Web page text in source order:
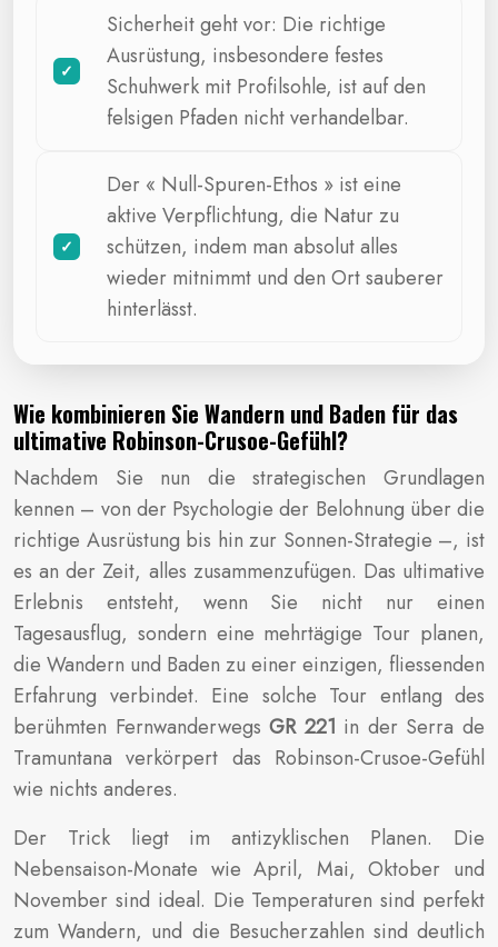
Sicherheit geht vor: Die richtige
Ausrüstung, insbesondere festes
Schuhwerk mit Profilsohle, ist auf den
felsigen Pfaden nicht verhandelbar.
Der « Null-Spuren-Ethos » ist eine
aktive Verpflichtung, die Natur zu
schützen, indem man absolut alles
wieder mitnimmt und den Ort sauberer
hinterlässt.
Wie kombinieren Sie Wandern und Baden für das
ultimative Robinson-Crusoe-Gefühl?
Nachdem Sie nun die strategischen Grundlagen
kennen – von der Psychologie der Belohnung über die
richtige Ausrüstung bis hin zur Sonnen-Strategie –, ist
es an der Zeit, alles zusammenzufügen. Das ultimative
Erlebnis entsteht, wenn Sie nicht nur einen
Tagesausflug, sondern eine mehrtägige Tour planen,
die Wandern und Baden zu einer einzigen, fliessenden
Erfahrung verbindet. Eine solche Tour entlang des
berühmten FernwanderwegsGR 221 in der Serra de
Tramuntana verkörpert das Robinson-Crusoe-Gefühl
wie nichts anderes.
Der Trick liegt im antizyklischen Planen. Die
Nebensaison-Monate wie April, Mai, Oktober und
November sind ideal. Die Temperaturen sind perfekt
zum Wandern, und die Besucherzahlen sind deutlich